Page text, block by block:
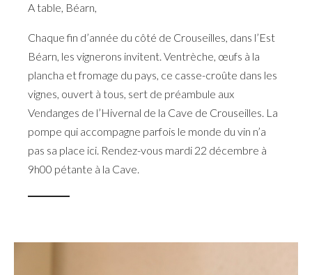
A table, Béarn,
Chaque fin d’année du côté de Crouseilles, dans l’Est
Béarn, les vignerons invitent. Ventrèche, œufs à la
plancha et fromage du pays, ce casse-croûte dans les
vignes, ouvert à tous, sert de préambule aux
Vendanges de l’Hivernal de la Cave de Crouseilles. La
pompe qui accompagne parfois le monde du vin n’a
pas sa place ici. Rendez-vous mardi 22 décembre à
9h00 pétante à la Cave.